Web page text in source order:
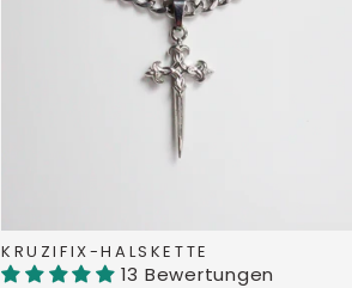
KRUZIFIX-HALSKETTE
13 Bewertungen